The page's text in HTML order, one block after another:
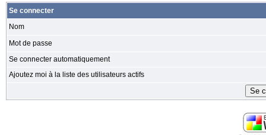
Se connecter
Nom
Mot de passe
Se connecter automatiquement
Ajoutez moi à la liste des utilisateurs actifs